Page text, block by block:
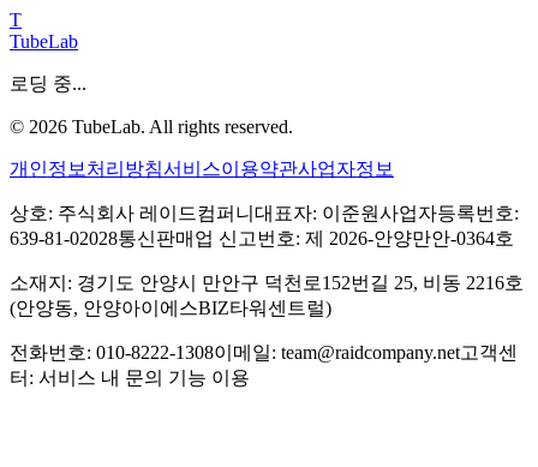
T
TubeLab
로딩 중...
© 2026 TubeLab. All rights reserved.
개인정보처리방침서비스이용약관사업자정보
상호: 주식회사 레이드컴퍼니 대표자: 이준원사업자등록번호:
639-81-02028통신판매업 신고번호: 제 2026-안양만안-0364호
소재지: 경기도 안양시 만안구 덕천로152번길 25, 비동 2216호
(안양동, 안양아이에스BIZ타워센트럴)
전화번호: 010-8222-1308이메일: team@raidcompany.net고객센
터: 서비스 내 문의 기능 이용